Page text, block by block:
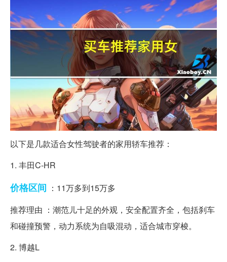
以下是几款适合女性驾驶者的家用轿车推荐：
1. 丰田C-HR
价格区间 ：11万多到15万多
推荐理由 ：潮范儿十足的外观，安全配置齐全，包括刹车
和碰撞预警，动力系统为自吸混动，适合城市穿梭。
2. 博越L